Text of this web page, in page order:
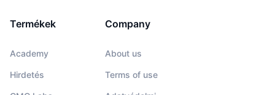
Termékek
Academy
Hirdetés
Company
About us
Terms of use